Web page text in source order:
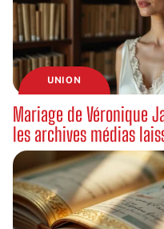
UNION
Mariage de Véronique
les archives médias